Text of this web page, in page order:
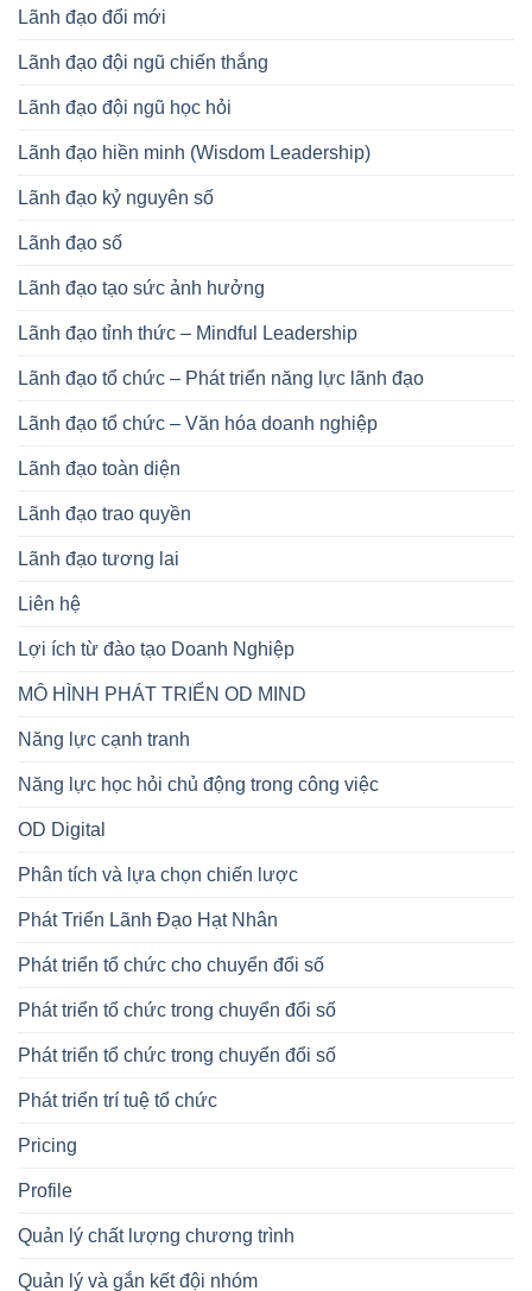
Lãnh đạo đổi mới
Lãnh đạo đội ngũ chiến thắng
Lãnh đạo đội ngũ học hỏi
Lãnh đạo hiền minh (Wisdom Leadership)
Lãnh đạo kỷ nguyên số
Lãnh đạo số
Lãnh đạo tạo sức ảnh hưởng
Lãnh đạo tỉnh thức – Mindful Leadership
Lãnh đạo tổ chức – Phát triển năng lực lãnh đạo
Lãnh đạo tổ chức – Văn hóa doanh nghiệp
Lãnh đạo toàn diện
Lãnh đạo trao quyền
Lãnh đạo tương lai
Liên hệ
Lợi ích từ đào tạo Doanh Nghiệp
MÔ HÌNH PHÁT TRIỂN OD MIND
Năng lực cạnh tranh
Năng lực học hỏi chủ động trong công việc
OD Digital
Phân tích và lựa chọn chiến lược
Phát Triển Lãnh Đạo Hạt Nhân
Phát triển tổ chức cho chuyển đổi số
Phát triển tổ chức trong chuyển đổi số
Phát triển tổ chức trong chuyển đổi số
Phát triển trí tuệ tổ chức
Pricing
Profile
Quản lý chất lượng chương trình
Quản lý và gắn kết đội nhóm